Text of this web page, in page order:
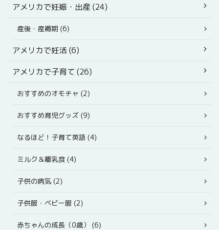
アメリカで妊娠・出産 (24)
産後・産褥期 (6)
アメリカで妊活 (6)
アメリカで子育て (26)
おすすめのオモチャ (2)
おすすめ育児グッズ (9)
なるほど！子育て英語 (4)
ミルク＆離乳食 (4)
子供の病気 (2)
子供服・ベビー服 (2)
赤ちゃんの成長（0歳） (6)